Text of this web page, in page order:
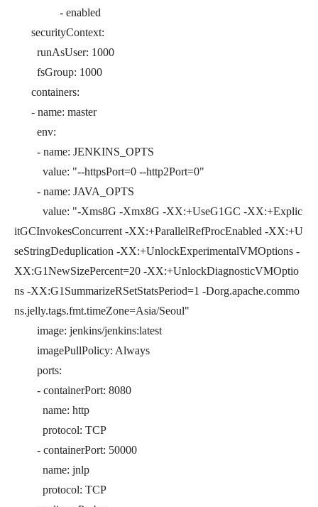
- enabled
securityContext:
runAsUser: 1000
fsGroup: 1000
containers:
- name: master
env:
- name: JENKINS_OPTS
value: "--httpsPort=0 --http2Port=0"
- name: JAVA_OPTS
value: "-Xms8G -Xmx8G -XX:+UseG1GC -XX:+Explic
itGCInvokesConcurrent -XX:+ParallelRefProcEnabled -XX:+U
seStringDeduplication -XX:+UnlockExperimentalVMOptions -
XX:G1NewSizePercent=20 -XX:+UnlockDiagnosticVMOptio
ns -XX:G1SummarizeRSetStatsPeriod=1 -Dorg.apache.commo
ns.jelly.tags.fmt.timeZone=Asia/Seoul"
image: jenkins/jenkins:latest
imagePullPolicy: Always
ports:
- containerPort: 8080
name: http
protocol: TCP
- containerPort: 50000
name: jnlp
protocol: TCP